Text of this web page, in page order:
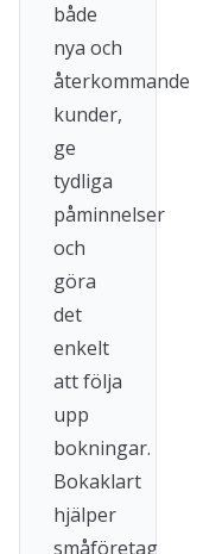
både
nya och
återkommande
kunder,
ge
tydliga
påminnelser
och
göra
det
enkelt
att följa
upp
bokningar.
Bokaklart
hjälper
småföretag